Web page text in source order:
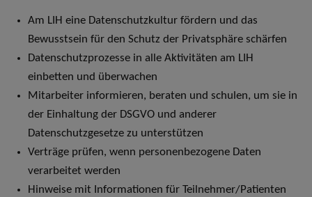
Am LIH eine Datenschutzkultur fördern und das
Bewusstsein für den Schutz der Privatsphäre schärfen
Datenschutzprozesse in alle Aktivitäten am LIH
einbetten und überwachen
Mitarbeiter informieren, beraten und schulen, um sie in
der Einhaltung der DSGVO und anderer
Datenschutzgesetze zu unterstützen
Verträge prüfen, wenn personenbezogene Daten
verarbeitet werden
Hinweise mit Informationen für Teilnehmer/Patienten